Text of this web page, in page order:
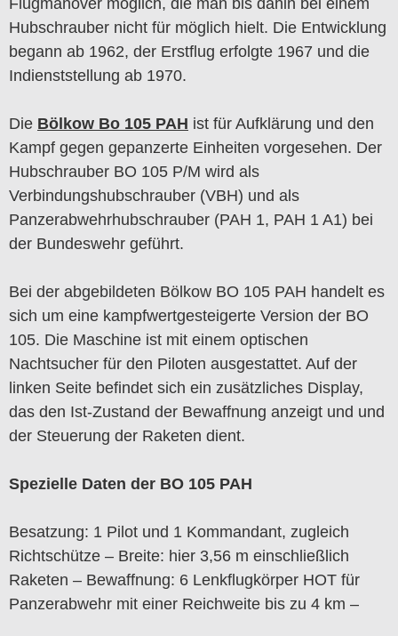
Hubschrauber nicht für möglich hielt. Die Entwicklung
begann ab 1962, der Erstflug erfolgte 1967 und die
Indienststellung ab 1970.
Die Bölkow Bo 105 PAH ist für Aufklärung und den
Kampf gegen gepanzerte Einheiten vorgesehen. Der
Hubschrauber BO 105 P/M wird als
Verbindungshubschrauber (VBH) und als
Panzerabwehrhubschrauber (PAH 1, PAH 1 A1) bei
der Bundeswehr geführt.
Bei der abgebildeten Bölkow BO 105 PAH handelt es
sich um eine kampfwertgesteigerte Version der BO
105. Die Maschine ist mit einem optischen
Nachtsucher für den Piloten ausgestattet. Auf der
linken Seite befindet sich ein zusätzliches Display,
das den Ist-Zustand der Bewaffnung anzeigt und und
der Steuerung der Raketen dient.
Spezielle Daten der BO 105 PAH
Besatzung: 1 Pilot und 1 Kommandant, zugleich
Richtschütze – Breite: hier 3,56 m einschließlich
Raketen – Bewaffnung: 6 Lenkflugkörper HOT für
Panzerabwehr mit einer Reichweite bis zu 4 km –